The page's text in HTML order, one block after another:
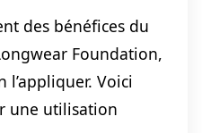
des bénéfices du
Foundation,
Voici
une utilisation